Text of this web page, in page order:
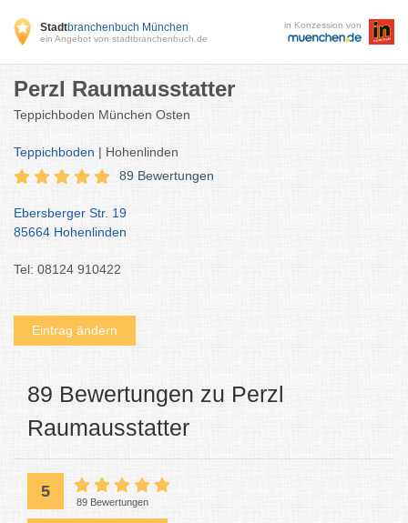
Stadtbranchenbuch München
ein Angebot von stadtbranchenbuch.de
in Konzession von
Perzl Raumausstatter
Teppichboden München Osten
Teppichboden | Hohenlinden
89 Bewertungen
Ebersberger Str. 19
85664 Hohenlinden
Tel: 08124 910422
Eintrag ändern
89 Bewertungen zu Perzl
Raumausstatter
5
89 Bewertungen